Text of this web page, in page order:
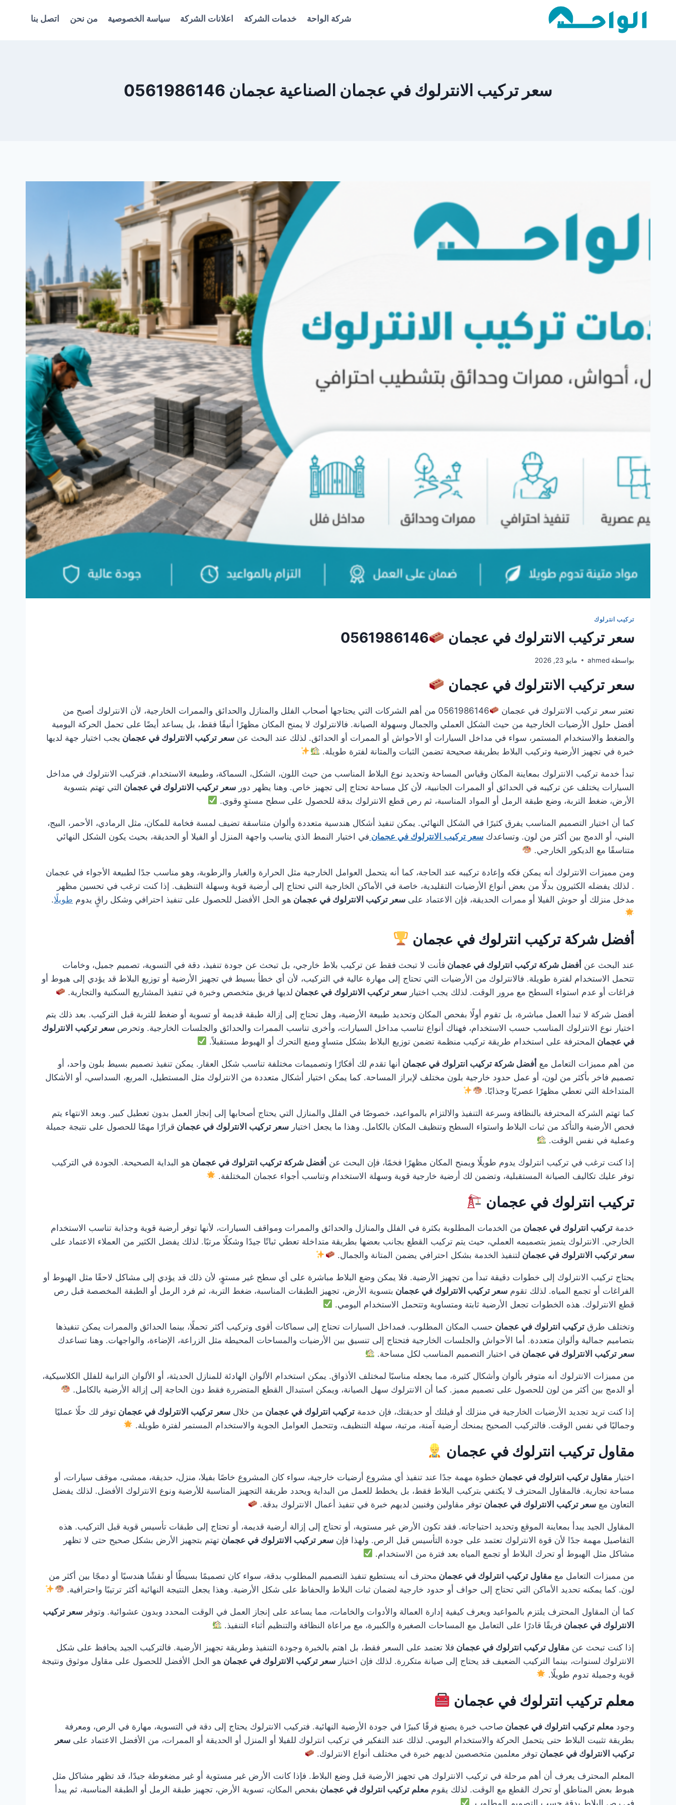
شركة الواحة خدمات الشركة اعلانات الشركة سياسة الخصوصية من نحن اتصل بنا
سعر تركيب الانترلوك في عجمان الصناعية عجمان 0561986146
تركيب انترلوك
سعر تركيب الانترلوك في عجمان 0561986146
بواسطة ahmed مايو 23, 2026
سعر تركيب الانترلوك في عجمان
تعتبر سعر تركيب الانترلوك في عجمان
0561986146 من أهم الشركات التي يحتاجها أصحاب الفلل والمنازل والحدائق والممرات الخارجية، لأن الانترلوك أصبح من
أفضل حلول الأرضيات الخارجية من حيث الشكل العملي والجمال وسهولة الصيانة. فالانترلوك لا يمنح المكان مظهرًا أنيقًا فقط، بل يساعد أيضًا على تحمل الحركة اليومية
والضغط والاستخدام المستمر، سواء في مداخل السيارات أو الأحواش أو الممرات أو الحدائق. لذلك عند البحث عن سعر تركيب الانترلوك في عجمان يجب اختيار جهة لديها
خبرة في تجهيز الأرضية وتركيب البلاط بطريقة صحيحة تضمن الثبات والمتانة لفترة طويلة.
تبدأ خدمة تركيب الانترلوك بمعاينة المكان وقياس المساحة وتحديد نوع البلاط المناسب من حيث اللون، الشكل، السماكة، وطبيعة الاستخدام. فتركيب الانترلوك في مداخل
السيارات يختلف عن تركيبه في الحدائق أو الممرات الجانبية، لأن كل مساحة تحتاج إلى تجهيز خاص. وهنا يظهر دور سعر تركيب الانترلوك في عجمان التي تهتم بتسوية
الأرض، ضغط التربة، وضع طبقة الرمل أو المواد المناسبة، ثم رص قطع الانترلوك بدقة للحصول على سطح مستوٍ وقوي.
كما أن اختيار التصميم المناسب يفرق كثيرًا في الشكل النهائي. يمكن تنفيذ أشكال هندسية متعددة وألوان متناسقة تضيف لمسة فخامة للمكان، مثل الرمادي، الأحمر، البيج،
البني، أو الدمج بين أكثر من لون. وتساعدك سعر تركيب الانترلوك في عجمان في اختيار النمط الذي يناسب واجهة المنزل أو الفيلا أو الحديقة، بحيث يكون الشكل النهائي
متناسقًا مع الديكور الخارجي.
ومن مميزات الانترلوك أنه يمكن فكه وإعادة تركيبه عند الحاجة، كما أنه يتحمل العوامل الخارجية مثل الحرارة والغبار والرطوبة، وهو مناسب جدًا لطبيعة الأجواء في عجمان
. لذلك يفضله الكثيرون بدلًا من بعض أنواع الأرضيات التقليدية، خاصة في الأماكن الخارجية التي تحتاج إلى أرضية قوية وسهلة التنظيف. إذا كنت ترغب في تحسين مظهر
مدخل منزلك أو حوش الفيلا أو ممرات الحديقة، فإن الاعتماد على سعر تركيب الانترلوك في عجمان هو الحل الأفضل للحصول على تنفيذ احترافي وشكل راقٍ يدوم طويلًا.
أفضل شركة تركيب انترلوك في عجمان
عند البحث عن أفضل شركة تركيب انترلوك في عجمان فأنت لا تبحث فقط عن تركيب بلاط خارجي، بل تبحث عن جودة تنفيذ، دقة في التسوية، تصميم جميل، وخامات
تتحمل الاستخدام لفترة طويلة. فالانترلوك من الأرضيات التي تحتاج إلى مهارة عالية في التركيب، لأن أي خطأ بسيط في تجهيز الأرضية أو توزيع البلاط قد يؤدي إلى هبوط أو
فراغات أو عدم استواء السطح مع مرور الوقت. لذلك يجب اختيار سعر تركيب الانترلوك في عجمان لديها فريق متخصص وخبرة في تنفيذ المشاريع السكنية والتجارية.
أفضل شركة لا تبدأ العمل مباشرة، بل تقوم أولًا بفحص المكان وتحديد طبيعة الأرضية، وهل تحتاج إلى إزالة طبقة قديمة أو تسوية أو ضغط للتربة قبل التركيب. بعد ذلك يتم
اختيار نوع الانترلوك المناسب حسب الاستخدام، فهناك أنواع تناسب مداخل السيارات، وأخرى تناسب الممرات والحدائق والجلسات الخارجية. وتحرص سعر تركيب الانترلوك
في عجمان المحترفة على استخدام طريقة تركيب منظمة تضمن توزيع البلاط بشكل متساوٍ ومنع التحرك أو الهبوط مستقبلاً.
من أهم مميزات التعامل مع أفضل شركة تركيب انترلوك في عجمان أنها تقدم لك أفكارًا وتصميمات مختلفة تناسب شكل العقار. يمكن تنفيذ تصميم بسيط بلون واحد، أو
تصميم فاخر بأكثر من لون، أو عمل حدود خارجية بلون مختلف لإبراز المساحة. كما يمكن اختيار أشكال متعددة من الانترلوك مثل المستطيل، المربع، السداسي، أو الأشكال
المتداخلة التي تعطي مظهرًا عصريًا وجذابًا.
كما تهتم الشركة المحترفة بالنظافة وسرعة التنفيذ والالتزام بالمواعيد، خصوصًا في الفلل والمنازل التي يحتاج أصحابها إلى إنجاز العمل بدون تعطيل كبير. وبعد الانتهاء يتم
فحص الأرضية والتأكد من ثبات البلاط واستواء السطح وتنظيف المكان بالكامل. وهذا ما يجعل اختيار سعر تركيب الانترلوك في عجمان قرارًا مهمًا للحصول على نتيجة جميلة
وعملية في نفس الوقت.
إذا كنت ترغب في تركيب انترلوك يدوم طويلًا ويمنح المكان مظهرًا فخمًا، فإن البحث عن أفضل شركة تركيب انترلوك في عجمان هو البداية الصحيحة. الجودة في التركيب
توفر عليك تكاليف الصيانة المستقبلية، وتضمن لك أرضية خارجية قوية وسهلة الاستخدام وتناسب أجواء عجمان المختلفة.
تركيب انترلوك في عجمان
خدمة تركيب انترلوك في عجمان من الخدمات المطلوبة بكثرة في الفلل والمنازل والحدائق والممرات ومواقف السيارات، لأنها توفر أرضية قوية وجذابة تناسب الاستخدام
الخارجي. الانترلوك يتميز بتصميمه العملي، حيث يتم تركيب القطع بجانب بعضها بطريقة متداخلة تعطي ثباتًا جيدًا وشكلًا مرتبًا. لذلك يفضل الكثير من العملاء الاعتماد على
سعر تركيب الانترلوك في عجمان لتنفيذ الخدمة بشكل احترافي يضمن المتانة والجمال.
يحتاج تركيب الانترلوك إلى خطوات دقيقة تبدأ من تجهيز الأرضية. فلا يمكن وضع البلاط مباشرة على أي سطح غير مستوٍ، لأن ذلك قد يؤدي إلى مشاكل لاحقًا مثل الهبوط أو
الفراغات أو تجمع المياه. لذلك تقوم سعر تركيب الانترلوك في عجمان بتسوية الأرض، تجهيز الطبقات المناسبة، ضغط التربة، ثم فرد الرمل أو الطبقة المخصصة قبل رص
قطع الانترلوك. هذه الخطوات تجعل الأرضية ثابتة ومتساوية وتتحمل الاستخدام اليومي.
وتختلف طرق تركيب انترلوك في عجمان حسب المكان المطلوب. فمداخل السيارات تحتاج إلى سماكات أقوى وتركيب أكثر تحملًا، بينما الحدائق والممرات يمكن تنفيذها
بتصاميم جمالية وألوان متعددة. أما الأحواش والجلسات الخارجية فتحتاج إلى تنسيق بين الأرضيات والمساحات المحيطة مثل الزراعة، الإضاءة، والواجهات. وهنا تساعدك
سعر تركيب الانترلوك في عجمان في اختيار التصميم المناسب لكل مساحة.
من مميزات الانترلوك أنه متوفر بألوان وأشكال كثيرة، مما يجعله مناسبًا لمختلف الأذواق. يمكن استخدام الألوان الهادئة للمنازل الحديثة، أو الألوان الترابية للفلل الكلاسيكية،
أو الدمج بين أكثر من لون للحصول على تصميم مميز. كما أن الانترلوك سهل الصيانة، ويمكن استبدال القطع المتضررة فقط دون الحاجة إلى إزالة الأرضية بالكامل.
إذا كنت تريد تجديد الأرضيات الخارجية في منزلك أو فيلتك أو حديقتك، فإن خدمة تركيب انترلوك في عجمان من خلال سعر تركيب الانترلوك في عجمان توفر لك حلًا عمليًا
وجماليًا في نفس الوقت. فالتركيب الصحيح يمنحك أرضية آمنة، مرتبة، سهلة التنظيف، وتتحمل العوامل الجوية والاستخدام المستمر لفترة طويلة.
مقاول تركيب انترلوك في عجمان
اختيار مقاول تركيب انترلوك في عجمان خطوة مهمة جدًا عند تنفيذ أي مشروع أرضيات خارجية، سواء كان المشروع خاصًا بفيلا، منزل، حديقة، ممشى، موقف سيارات، أو
مساحة تجارية. فالمقاول المحترف لا يكتفي بتركيب البلاط فقط، بل يخطط للعمل من البداية ويحدد طريقة التجهيز المناسبة للأرضية ونوع الانترلوك الأفضل. لذلك يفضل
التعاون مع سعر تركيب الانترلوك في عجمان توفر مقاولين وفنيين لديهم خبرة في تنفيذ أعمال الانترلوك بدقة.
المقاول الجيد يبدأ بمعاينة الموقع وتحديد احتياجاته. فقد تكون الأرض غير مستوية، أو تحتاج إلى إزالة أرضية قديمة، أو تحتاج إلى طبقات تأسيس قوية قبل التركيب. هذه
التفاصيل مهمة جدًا لأن قوة الانترلوك تعتمد على جودة التأسيس قبل الرص. ولهذا فإن سعر تركيب الانترلوك في عجمان تهتم بتجهيز الأرض بشكل صحيح حتى لا تظهر
مشاكل مثل الهبوط أو تحرك البلاط أو تجمع المياه بعد فترة من الاستخدام.
من مميزات التعامل مع مقاول تركيب انترلوك في عجمان محترف أنه يستطيع تنفيذ التصميم المطلوب بدقة، سواء كان تصميمًا بسيطًا أو نقشًا هندسيًا أو دمجًا بين أكثر من
لون. كما يمكنه تحديد الأماكن التي تحتاج إلى حواف أو حدود خارجية لضمان ثبات البلاط والحفاظ على شكل الأرضية. وهذا يجعل النتيجة النهائية أكثر ترتيبًا واحترافية.
كما أن المقاول المحترف يلتزم بالمواعيد ويعرف كيفية إدارة العمالة والأدوات والخامات، مما يساعد على إنجاز العمل في الوقت المحدد وبدون عشوائية. وتوفر سعر تركيب
الانترلوك في عجمان فريقًا قادرًا على التعامل مع المساحات الصغيرة والكبيرة، مع مراعاة النظافة والتنظيم أثناء التنفيذ.
إذا كنت تبحث عن مقاول تركيب انترلوك في عجمان فلا تعتمد على السعر فقط، بل اهتم بالخبرة وجودة التنفيذ وطريقة تجهيز الأرضية. فالتركيب الجيد يحافظ على شكل
الانترلوك لسنوات، بينما التركيب الضعيف قد يحتاج إلى صيانة متكررة. لذلك فإن اختيار سعر تركيب الانترلوك في عجمان هو الحل الأفضل للحصول على مقاول موثوق ونتيجة
قوية وجميلة تدوم طويلًا.
معلم تركيب انترلوك في عجمان
وجود معلم تركيب انترلوك في عجمان صاحب خبرة يصنع فرقًا كبيرًا في جودة الأرضية النهائية. فتركيب الانترلوك يحتاج إلى دقة في التسوية، مهارة في الرص، ومعرفة
بطريقة تثبيت البلاط حتى يتحمل الحركة والاستخدام اليومي. لذلك عند التفكير في تركيب انترلوك للفيلا أو المنزل أو الحديقة أو الممرات، من الأفضل الاعتماد على سعر
تركيب الانترلوك في عجمان توفر معلمين متخصصين لديهم خبرة في مختلف أنواع الانترلوك.
المعلم المحترف يعرف أن أهم مرحلة في تركيب الانترلوك هي تجهيز الأرضية قبل وضع البلاط. فإذا كانت الأرض غير مستوية أو غير مضغوطة جيدًا، قد تظهر مشاكل مثل
هبوط بعض المناطق أو تحرك القطع مع الوقت. لذلك يقوم معلم تركيب انترلوك في عجمان بفحص المكان، تسوية الأرض، تجهيز طبقة الرمل أو الطبقة المناسبة، ثم يبدأ
في رص البلاط بدقة حسب التصميم المطلوب.